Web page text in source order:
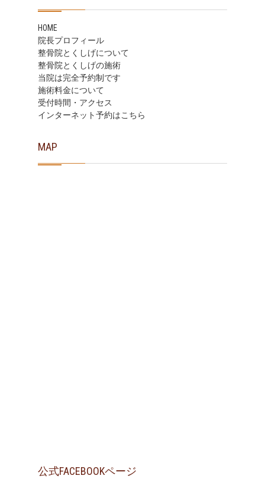
HOME
院長プロフィール
整骨院とくしげについて
整骨院とくしげの施術
当院は完全予約制です
施術料金について
受付時間・アクセス
インターネット予約はこちら
MAP
公式FACEBOOKページ